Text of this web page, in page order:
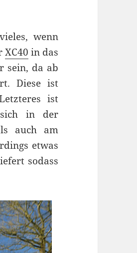
wenn
XC40 in das
sein, da ab
Diese ist
ist
in der
auch am
etwas
sodass